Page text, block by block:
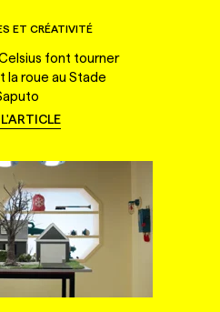
ET CRÉATIVITÉ
font tourner
la roue au Stade